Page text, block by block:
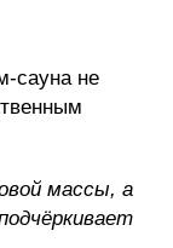
сауна не
массы, а